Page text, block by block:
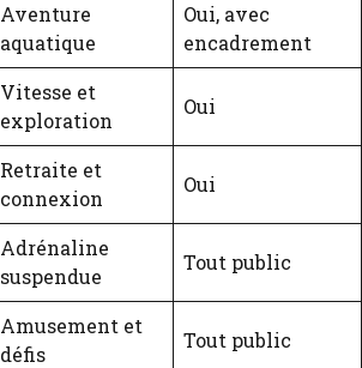
Aventure
aquatique
Oui, avec
encadrement
Vitesse et
exploration
Oui
Retraite et
connexion
Oui
Adrénaline
suspendue
Tout public
Amusement et
défis
Tout public